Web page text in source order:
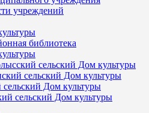
учреждений
библиотека
сельский Дом культуры
сельский Дом культуры
сельский Дом культуры
сельский Дом культуры